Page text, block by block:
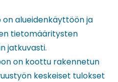
alueidenkäyttöön ja
tietomääritysten
jatkuvasti.
on koottu rakennetun
keskeiset tulokset